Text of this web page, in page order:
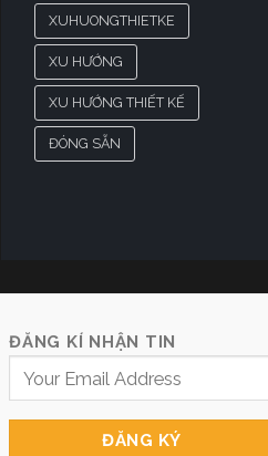
XUHUONGTHIETKE
XU HƯỚNG
XU HƯỚNG THIẾT KẾ
ĐÓNG SẴN
ĐĂNG KÍ NHẬN TIN